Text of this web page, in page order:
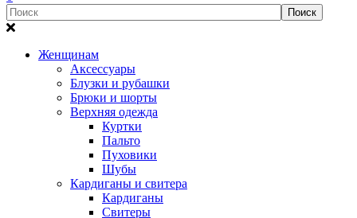
Женщинам
Аксессуары
Блузки и рубашки
Брюки и шорты
Верхняя одежда
Куртки
Пальто
Пуховики
Шубы
Кардиганы и свитера
Кардиганы
Свитеры